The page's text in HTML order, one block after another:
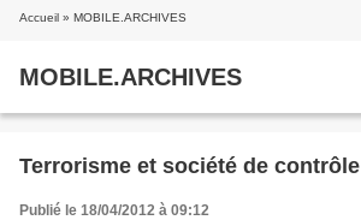
Accueil » MOBILE.ARCHIVES
MOBILE.ARCHIVES
Terrorisme et société de contrôle
Publié le 18/04/2012 à 09:12